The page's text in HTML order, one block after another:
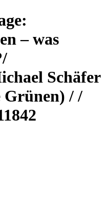
– was
Schäfer
Grünen) / /